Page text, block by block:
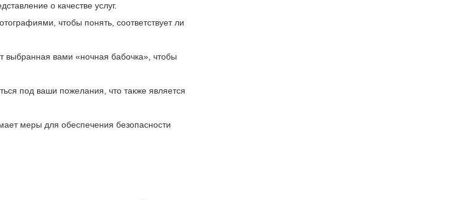
о качестве услуг.
чтобы понять, соответствует ли
выбранная вами «ночная бабочка», чтобы
под ваши пожелания, что также является
меры для обеспечения безопасности